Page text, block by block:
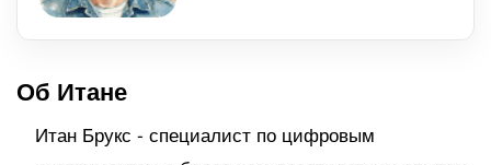
Об Итане
Итан Брукс - специалист по цифровым